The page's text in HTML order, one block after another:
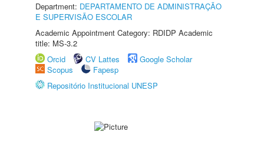
Department: DEPARTAMENTO DE ADMINISTRAÇÃO
E SUPERVISÃO ESCOLAR
Academic Appointment Category: RDIDP Academic
title: MS-3.2
Orcid
CV Lattes
Google Scholar
Scopus
Fapesp
Repositório Institucional UNESP